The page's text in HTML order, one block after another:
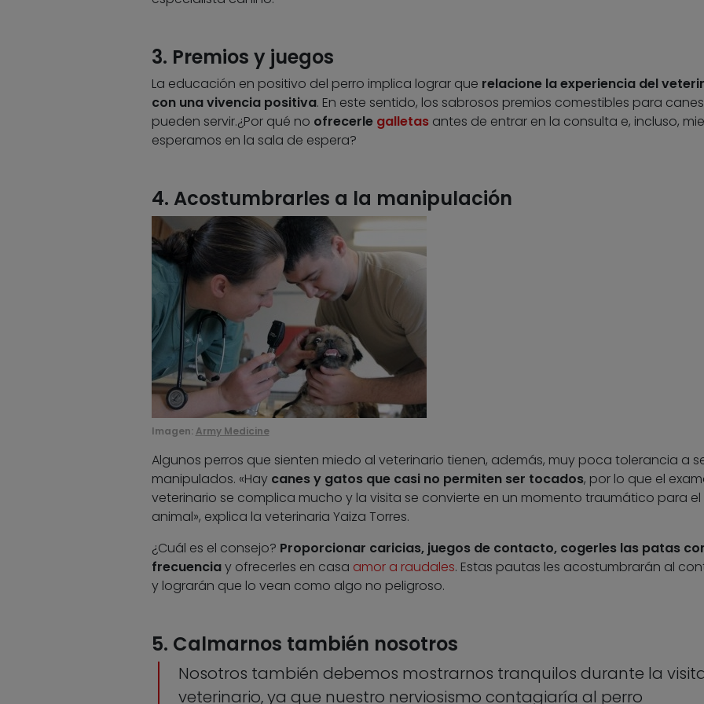
3. Premios y juegos
La educación en positivo del perro implica lograr que relacione la experiencia del
con una vivencia positiva. En este sentido, los sabrosos premios comestibles para canes
pueden servir.¿Por qué no ofrecerle galletasantes de entrar en la consulta e, incluso,
esperamos en la sala de espera?
4. Acostumbrarles a la manipulación
Imagen: Army Medicine
Algunos perros que sienten miedo al veterinario tienen, además, muy poca tolerancia a
manipulados. «Hay canes y gatos que casi no permiten ser tocados, por lo que el
veterinario se complica mucho y la visita se convierte en un momento traumático para el
animal», explica la veterinaria Yaiza Torres.
¿Cuál es el consejo? Proporcionar caricias, juegos de contacto, cogerles las patas
frecuenciay ofrecerles en casa amor a raudales. Estas pautas les acostumbrarán al
y lograrán que lo vean como algo no peligroso.
5. Calmarnos también nosotros
Nosotros también debemos mostrarnos tranquilos durante la
veterinario, ya que nuestro nerviosismo contagiaría al perro